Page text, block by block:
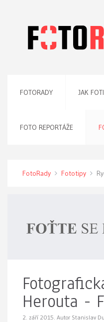
FOTORADY JAK
FOTO REPORTÁŽE
FotoRady Fototipy
Herouta -
2. září 2015. Autor Stanislav